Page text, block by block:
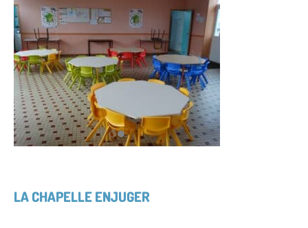
LA CHAPELLE ENJUGER